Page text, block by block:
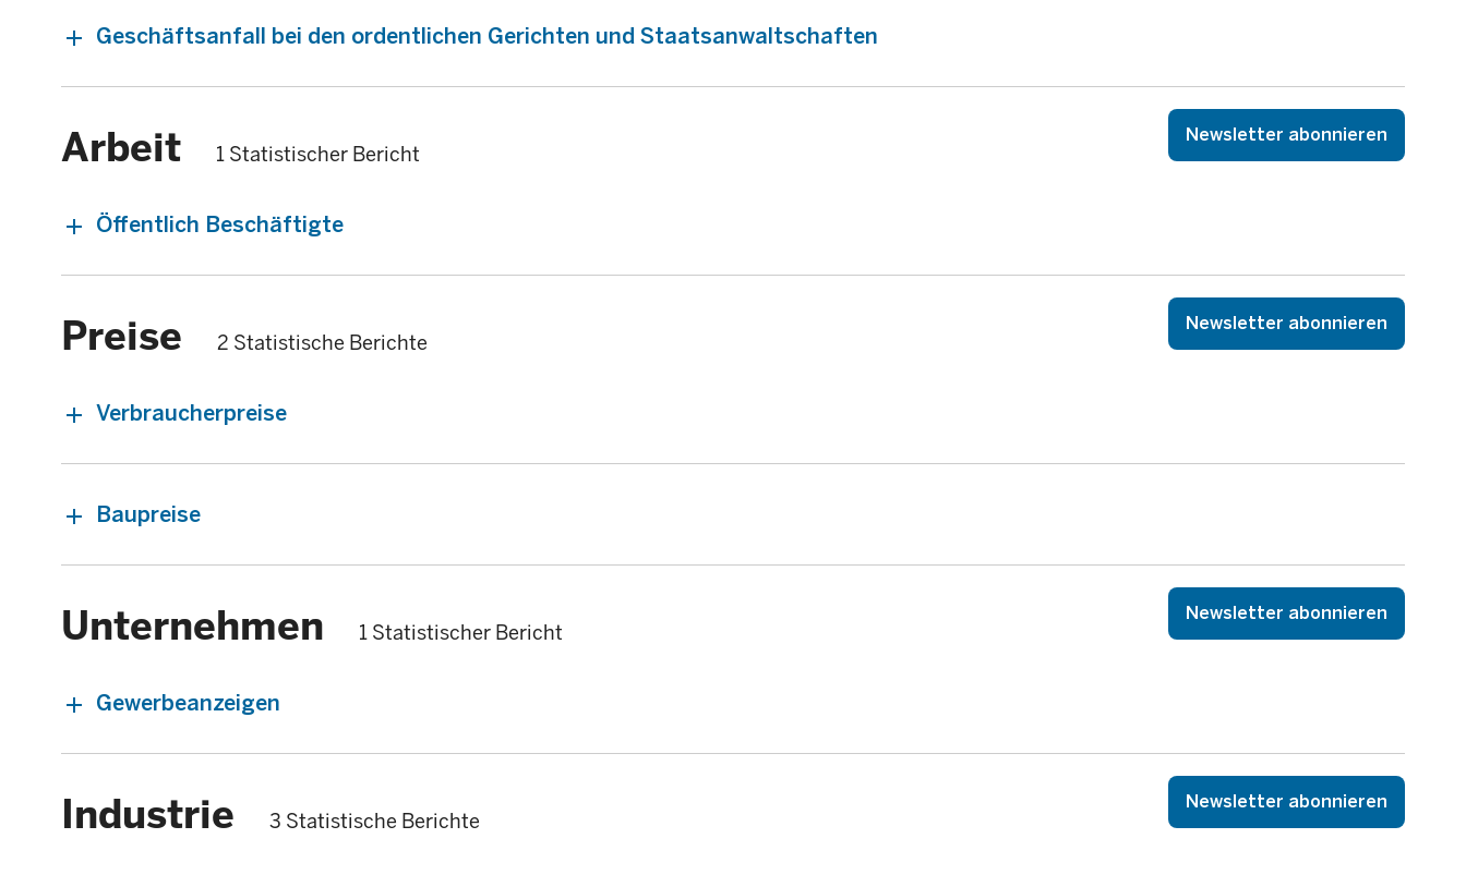
Geschäftsanfall bei den ordentlichen Gerichten und Staatsanwaltschaften
Arbeit 1 Statistischer Bericht
Newsletter abonnieren
Öffentlich Beschäftigte
Preise 2 Statistische Berichte
Newsletter abonnieren
Verbraucherpreise
Baupreise
Unternehmen 1 Statistischer Bericht
Newsletter abonnieren
Gewerbeanzeigen
Industrie 3 Statistische Berichte
Newsletter abonnieren